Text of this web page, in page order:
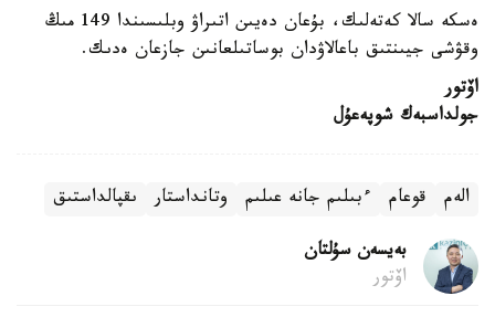
ەسكە سالا كەتەلىك، بۇعان دەيىن اتىراۋ وبلىسىندا 149 مىڭ
وقۋشى جيىنتىق باعالاۋدان بوساتىلعانىن جازعان ەدىك.
اۆتور
جولداسبەك شوپەعۇل
الەم قوعام ءبىلىم جانە عىلىم وتانداستار ىقپالداستىق
بەيسەن سۇلتان
اۆتور